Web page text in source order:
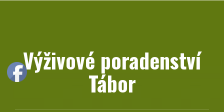
Výživové poradenství
Tábor